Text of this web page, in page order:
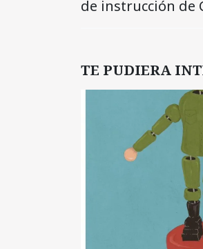
de instrucción de
TE PUDIERA